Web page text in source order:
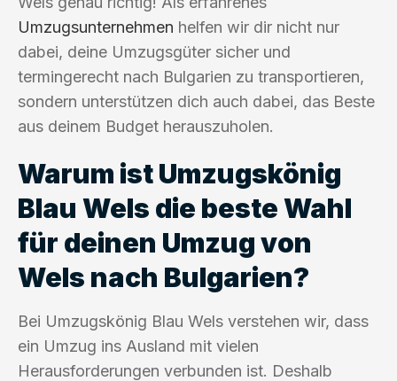
Umzugsunternehmen helfen wir dir nicht nur
dabei, deine Umzugsgüter sicher und
termingerecht nach Bulgarien zu transportieren,
sondern unterstützen dich auch dabei, das Beste
aus deinem Budget herauszuholen.
Warum ist Umzugskönig
Blau Wels die beste Wahl
für deinen Umzug von
Wels nach Bulgarien?
Bei Umzugskönig Blau Wels verstehen wir, dass
ein Umzug ins Ausland mit vielen
Herausforderungen verbunden ist. Deshalb